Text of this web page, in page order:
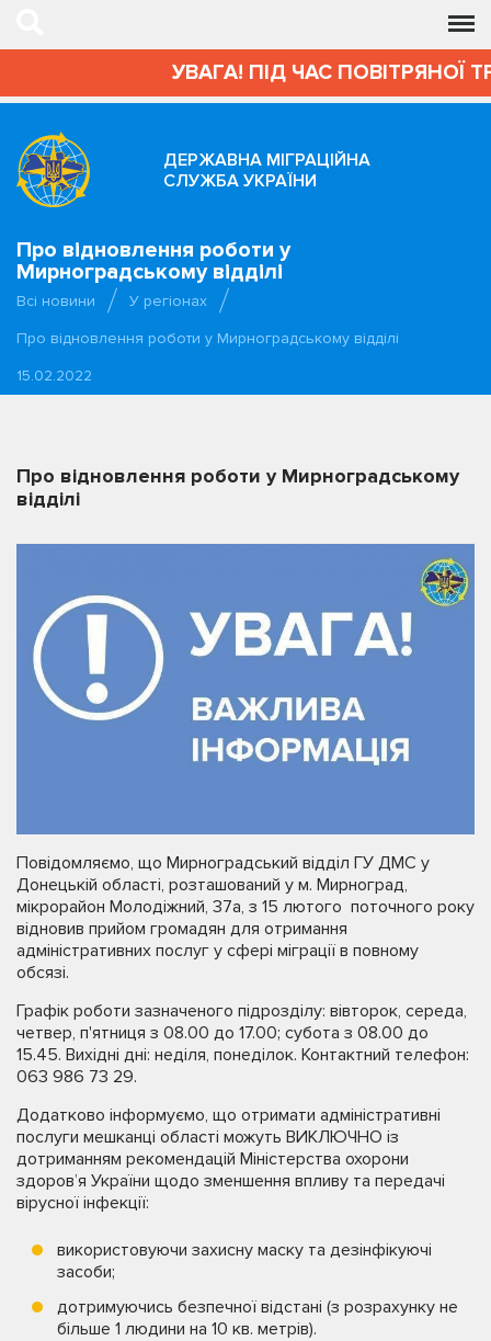
УВАГА! ПІД ЧАС ПОВІТРЯНОЇ
ДЕРЖАВНА МІГРАЦІЙНА
СЛУЖБА УКРАЇНИ
Про відновлення роботи у
Мирноградському відділі
Всі новини
У регіонах
Про відновлення роботи у Мирноградському відділі
15.02.2022
Про відновлення роботи у Мирноградському
відділі
Повідомляємо, що Мирноградський відділ ГУ ДМС у
Донецькій області, розташований у м. Мирноград,
мікрорайон Молодіжний, 37а, з 15 лютого поточного року
відновив прийом громадян для отримання
адміністративних послуг у сфері міграції в повному
обсязі.
Графік роботи зазначеного підрозділу: вівторок, середа,
четвер, п'ятниця з 08.00 до 17.00; субота з 08.00 до
15.45. Вихідні дні: неділя, понеділок. Контактний телефон:
063 986 73 29.
Додатково інформуємо, що отримати адміністративні
послуги мешканці області можуть ВИКЛЮЧНО із
дотриманням рекомендацій Міністерства охорони
здоров’я України щодо зменшення впливу та передачі
вірусної інфекції:
використовуючи захисну маску та дезінфікуючі
засоби;
дотримуючись безпечної відстані (з розрахунку не
більше 1 людини на 10 кв. метрів).